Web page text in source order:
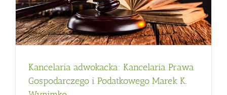
Kancelaria adwokacka: Kancelaria Prawa
Gospodarczego i Podatkowego Marek K.